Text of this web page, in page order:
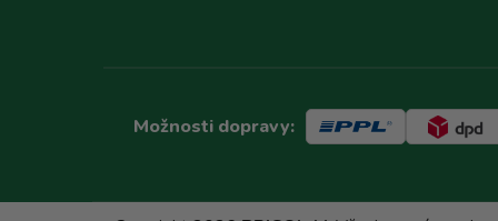
Možnosti dopravy: